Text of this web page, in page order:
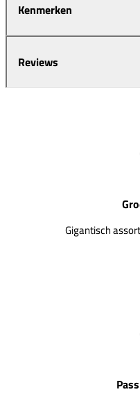
Kenmerken
Reviews
Gigantisch